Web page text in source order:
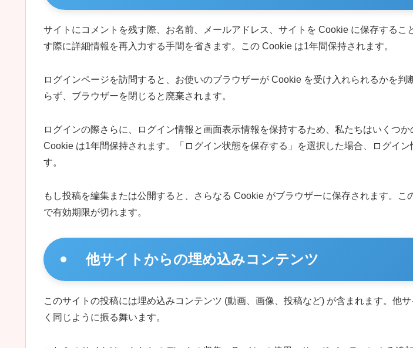
サイトにコメントを残す際、お名前、メールアドレス、サイトを Cookie に保存する
す際に詳細情報を再入力する手間を省きます。この Cookie は1年間保持されます。
ログインページを訪問すると、お使いのブラウザーが Cookie を受け入れられるかを
らず、ブラウザーを閉じると廃棄されます。
ログインの際さらに、ログイン情報と画面表示情報を保持するため、私たちはいくつ
Cookie は1年間保持されます。「ログイン状態を保存する」を選択した場合、ログイ
す。
もし投稿を編集または公開すると、さらなる Cookie がブラウザーに保存されます。
で有効期限が切れます。
他サイトからの埋め込みコンテンツ
このサイトの投稿には埋め込みコンテンツ (動画、画像、投稿など) が含まれます。他
く同じように振る舞います。